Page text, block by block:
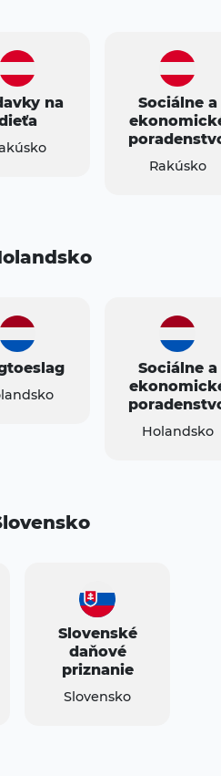
na
Sociálne a
Rakúsko
Sociálne a
Holandsko
Slovenské
daňové
priznanie
Slovensko